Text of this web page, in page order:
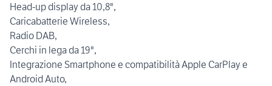
Head-up display da 10,8",
Caricabatterie Wireless,
Radio DAB,
Cerchi in lega da 19",
Integrazione Smartphone e compatibilità Apple CarPlay e
Android Auto,